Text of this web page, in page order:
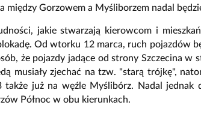
między Gorzowem a Myśliborzem nadal
jakie stwarzają kierowcom i
Od wtorku 12 marca, ruch pojazdów
że pojazdy jadące od strony Szczecina w
musiały zjechać na tzw. "starą trójkę",
także już na węźle Myślibórz. Nadal jednak
Północ w obu kierunkach.